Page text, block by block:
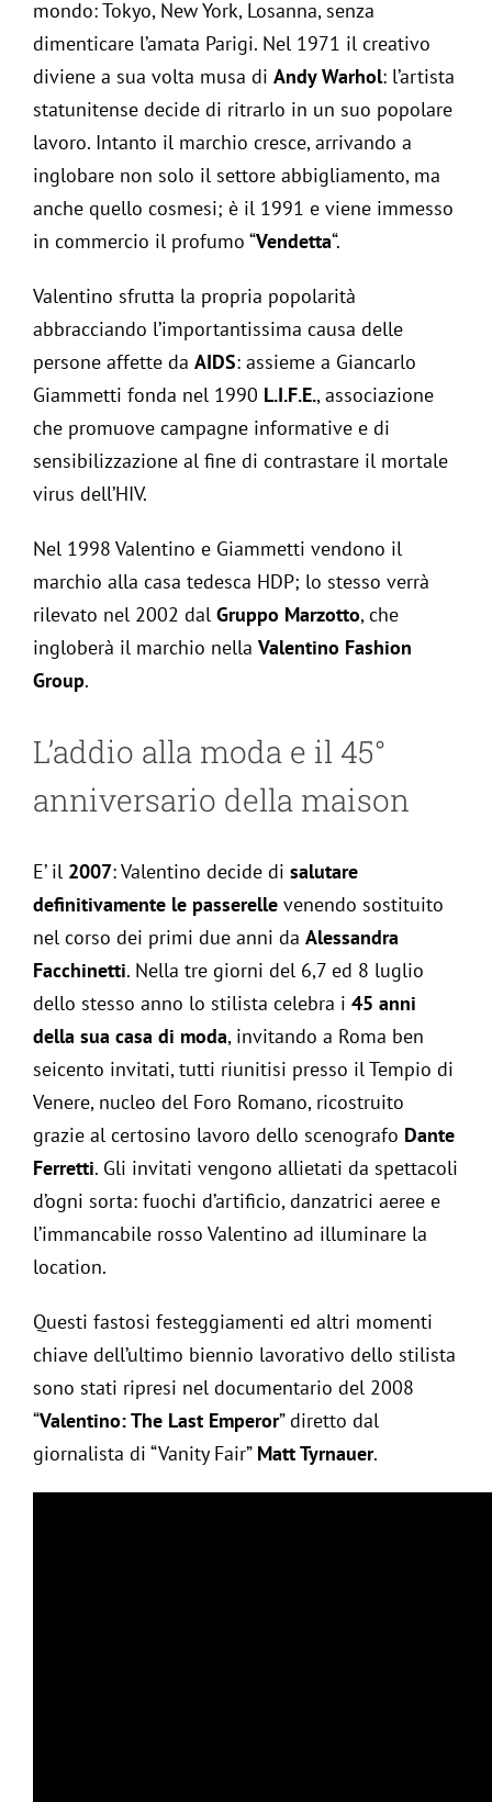
mondo: Tokyo, New York, Losanna, senza
dimenticare l’amata Parigi. Nel 1971 il creativo
diviene a sua volta musa di Andy Warhol: l’artista
statunitense decide di ritrarlo in un suo popolare
lavoro. Intanto il marchio cresce, arrivando a
inglobare non solo il settore abbigliamento, ma
anche quello cosmesi; è il 1991 e viene immesso
in commercio il profumo “Vendetta“.
Valentino sfrutta la propria popolarità
abbracciando l’importantissima causa delle
persone affette da AIDS: assieme a Giancarlo
Giammetti fonda nel 1990 L.I.F.E., associazione
che promuove campagne informative e di
sensibilizzazione al fine di contrastare il mortale
virus dell’HIV.
Nel 1998 Valentino e Giammetti vendono il
marchio alla casa tedesca HDP; lo stesso verrà
rilevato nel 2002 dal Gruppo Marzotto, che
ingloberà il marchio nella Valentino Fashion
Group.
L’addio alla moda e il 45°
anniversario della maison
E’ il 2007: Valentino decide di salutare
definitivamente le passerelle venendo sostituito
nel corso dei primi due anni da Alessandra
Facchinetti. Nella tre giorni del 6,7 ed 8 luglio
dello stesso anno lo stilista celebra i 45 anni
della sua casa di moda, invitando a Roma ben
seicento invitati, tutti riunitisi presso il Tempio di
Venere, nucleo del Foro Romano, ricostruito
grazie al certosino lavoro dello scenografo Dante
Ferretti. Gli invitati vengono allietati da spettacoli
d’ogni sorta: fuochi d’artificio, danzatrici aeree e
l’immancabile rosso Valentino ad illuminare la
location.
Questi fastosi festeggiamenti ed altri momenti
chiave dell’ultimo biennio lavorativo dello stilista
sono stati ripresi nel documentario del 2008
“Valentino: The Last Emperor” diretto dal
giornalista di “Vanity Fair” Matt Tyrnauer.